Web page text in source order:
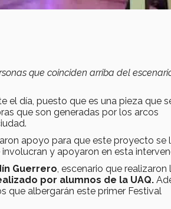
que coinciden arriba del
el día, puesto que es una pieza que
que son generadas por los arcos
apoyo para que este proyecto se
y apoyaron en esta
Guerrero, escenario que realizaron
por alumnos de la UAQ.
que albergarán este primer Festival